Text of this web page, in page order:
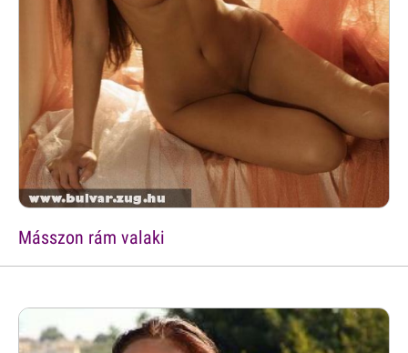
Másszon rám valaki